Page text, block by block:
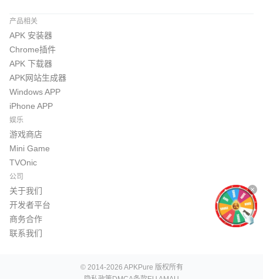
产品相关
APK 安装器
Chrome插件
APK 下载器
APK网站生成器
Windows APP
iPhone APP
娱乐
游戏商店
Mini Game
TVOnic
公司
关于我们
开发者平台
商务合作
联系我们
© 2014-2026 APKPure 版权所有